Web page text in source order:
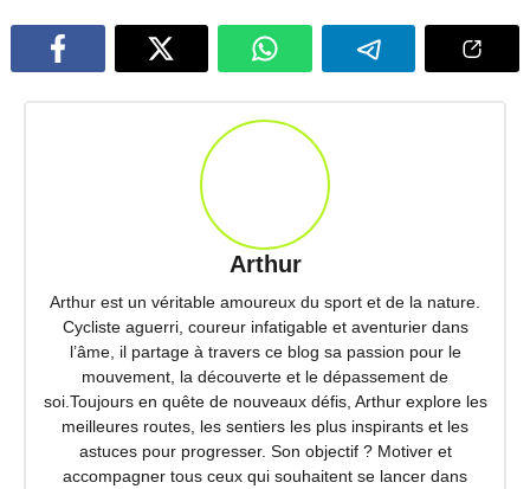
Arthur
Arthur est un véritable amoureux du sport et de la nature.
Cycliste aguerri, coureur infatigable et aventurier dans
l’âme, il partage à travers ce blog sa passion pour le
mouvement, la découverte et le dépassement de
soi.Toujours en quête de nouveaux défis, Arthur explore les
meilleures routes, les sentiers les plus inspirants et les
astuces pour progresser. Son objectif ? Motiver et
accompagner tous ceux qui souhaitent se lancer dans